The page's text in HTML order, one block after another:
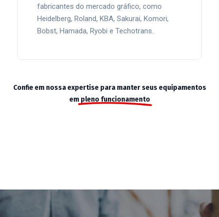
fabricantes do mercado gráfico, como
Heidelberg, Roland, KBA, Sakurai, Komori,
Bobst, Hamada, Ryobi e Techotrans.
Confie em nossa expertise para manter seus equipamentos
em pleno funcionamento